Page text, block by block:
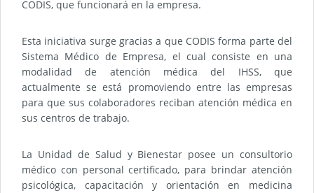
CODIS, que funcionará en la empresa.
Esta iniciativa surge gracias a que CODIS forma parte del
Sistema Médico de Empresa, el cual consiste en una
modalidad de atención médica del IHSS, que
actualmente se está promoviendo entre las empresas
para que sus colaboradores reciban atención médica en
sus centros de trabajo.
La Unidad de Salud y Bienestar posee un consultorio
médico con personal certificado, para brindar atención
psicológica, capacitación y orientación en medicina